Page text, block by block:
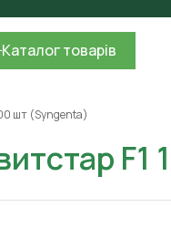
Каталогтоварів
шт (Syngenta)